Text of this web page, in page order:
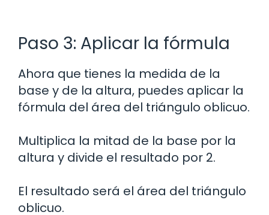
Paso 3: Aplicar la fórmula
Ahora que tienes la medida de la
base y de la altura, puedes aplicar la
fórmula del área del triángulo oblicuo.
Multiplica la mitad de la base por la
altura y divide el resultado por 2.
El resultado será el área del triángulo
oblicuo.